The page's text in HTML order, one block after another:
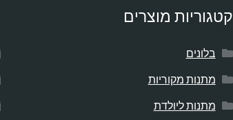
קטגוריות מוצרים
בלונים
מתנות מקוריות
מתנות ליולדת